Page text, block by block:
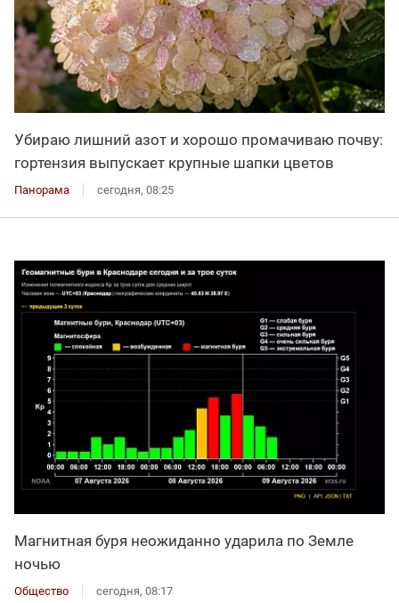
Убираю лишний азот и хорошо промачиваю почву:
гортензия выпускает крупные шапки цветов
Панорама сегодня, 08:25
Магнитная буря неожиданно ударила по Земле
ночью
Общество сегодня, 08:17